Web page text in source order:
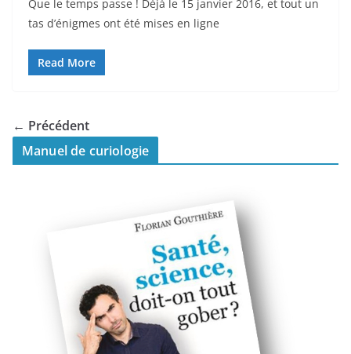
Que le temps passe ! Déjà le 15 janvier 2016, et tout un
tas d’énigmes ont été mises en ligne
Read More
← Précédent
Manuel de curiologie